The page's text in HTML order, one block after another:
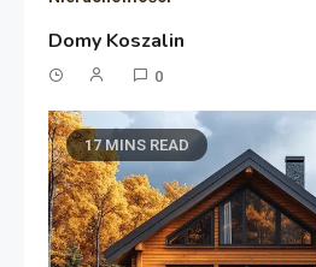
Domy Koszalin
0
17 MINS READ